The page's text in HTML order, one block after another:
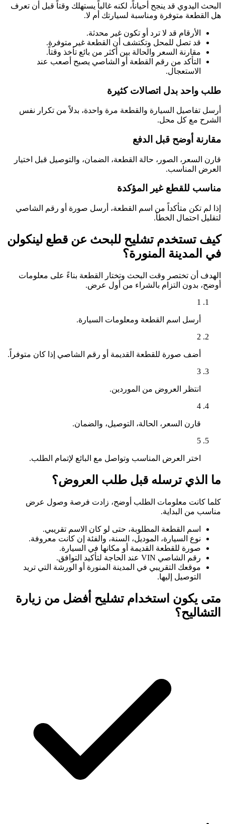
البحث اليدوي قد ينجح أحياناً، لكنه غالباً يستهلك وقتاً قبل أن تعرف
هل القطعة متوفرة ومناسبة لسيارتك أم لا.
الأرقام قد لا ترد أو تكون غير محدثة.
قد تصل للمحل وتكتشف أن القطعة غير متوفرة.
مقارنة السعر والحالة بين أكثر من بائع تأخذ وقتاً.
التأكد من رقم القطعة أو الشاصي يصبح أصعب عند
الاستعجال.
طلب واحد بدل اتصالات كثيرة
أرسل تفاصيل السيارة والقطعة مرة واحدة، بدلاً من تكرار نفس
الشرح مع كل محل.
مقارنة أوضح قبل الدفع
قارن السعر، الصور، حالة القطعة، الضمان، والتوصيل قبل اختيار
العرض المناسب.
مناسب للقطع غير المؤكدة
إذا لم تكن متأكداً من اسم القطعة، أرسل صورة أو رقم الشاصي
لتقليل احتمال الخطأ.
كيف تستخدم تشليح للبحث عن قطع لينكولن
في المدينة المنورة؟
الهدف أن تختصر وقت البحث وتختار القطعة بناءً على معلومات
أوضح، بدون التزام بالشراء من أول عرض.
1
أرسل اسم القطعة ومعلومات السيارة.
2
أضف صورة للقطعة القديمة أو رقم الشاصي إذا كان متوفراً.
3
انتظر العروض من الموردين.
4
قارن السعر، الحالة، التوصيل، والضمان.
5
اختر العرض المناسب وتواصل مع البائع لإتمام الطلب.
ما الذي ترسله قبل طلب العروض؟
كلما كانت معلومات الطلب أوضح، زادت فرصة وصول عرض
مناسب من البداية.
اسم القطعة المطلوبة، حتى لو كان الاسم تقريبي.
نوع السيارة، الموديل، السنة، والفئة إن كانت معروفة.
صورة للقطعة القديمة أو مكانها في السيارة.
رقم الشاصي VIN عند الحاجة لتأكيد التوافق.
موقعك التقريبي في المدينة المنورة أو الورشة التي تريد
التوصيل إليها.
متى يكون استخدام تشليح أفضل من زيارة
التشاليح؟